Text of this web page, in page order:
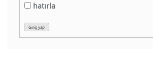
hatırla
Giriş yap